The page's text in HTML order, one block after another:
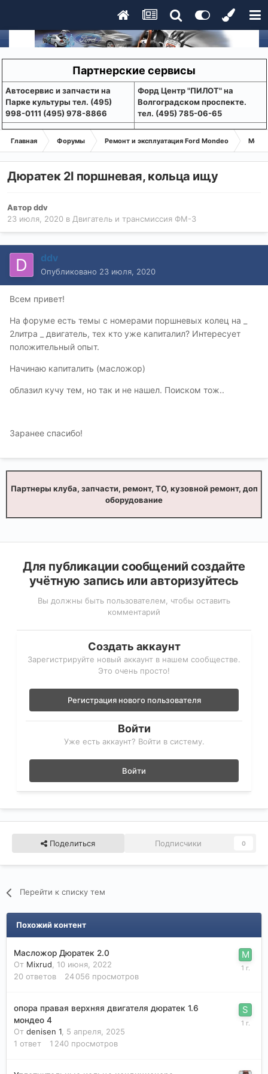
Партнерские сервисы
Aвтосервис и запчасти на
Парке культуры тел. (495)
998-0111 (495) 978-8866
Форд Центр "ПИЛОТ" на
Волгоградском проспекте.
тел. (495) 785-06-65
Главная Форумы Ремонт и эксплуатация Ford Mondeo
Дюратек 2l поршневая, кольца ищу
Авторddv
23 июля, 2020 в Двигатель и трансмиссия ФМ-3
ddv
Опубликовано 23 июля, 2020
Всем привет!
На форуме есть темы с номерами поршневых колец на _
2литра _ двигатель, тех кто уже капиталил? Интересует
положительный опыт.
Начинаю капиталить (масложор)
облазил кучу тем, но так и не нашел. Поиском тож..
Заранее спасибо!
Партнеры клуба, запчасти, ремонт, ТО, кузовной ремонт, доп
оборудование
Для публикации сообщений создайте
учётную запись или авторизуйтесь
Вы должны быть пользователем, чтобы оставить
комментарий
Создать аккаунт
Зарегистрируйте новый аккаунт в нашем сообществе.
Это очень просто!
Регистрация нового пользователя
Войти
Уже есть аккаунт? Войти в систему.
Войти
Поделиться Подписчики 0
Перейти к списку тем
Похожий контент
Масложор Дюратек 2.0
От Mixrud, 10 июня, 2022
20 ответов 24 056 просмотров
опора правая верхняя двигателя дюратек 1.6
мондео 4
От denisen 1, 5 апреля, 2025
1 ответ 1 240 просмотров